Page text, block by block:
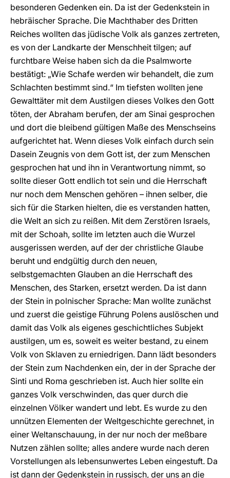
besonderen Gedenken ein. Da ist der Gedenkstein in
hebräischer Sprache. Die Machthaber des Dritten
Reiches wollten das jüdische Volk als ganzes zertreten,
es von der Landkarte der Menschheit tilgen; auf
furchtbare Weise haben sich da die Psalmworte
bestätigt: „Wie Schafe werden wir behandelt, die zum
Schlachten bestimmt sind.“ Im tiefsten wollten jene
Gewalttäter mit dem Austilgen dieses Volkes den Gott
töten, der Abraham berufen, der am Sinai gesprochen
und dort die bleibend gültigen Maße des Menschseins
aufgerichtet hat. Wenn dieses Volk einfach durch sein
Dasein Zeugnis von dem Gott ist, der zum Menschen
gesprochen hat und ihn in Verantwortung nimmt, so
sollte dieser Gott endlich tot sein und die Herrschaft
nur noch dem Menschen gehören – ihnen selber, die
sich für die Starken hielten, die es verstanden hatten,
die Welt an sich zu reißen. Mit dem Zerstören Israels,
mit der Schoah, sollte im letzten auch die Wurzel
ausgerissen werden, auf der der christliche Glaube
beruht und endgültig durch den neuen,
selbstgemachten Glauben an die Herrschaft des
Menschen, des Starken, ersetzt werden. Da ist dann
der Stein in polnischer Sprache: Man wollte zunächst
und zuerst die geistige Führung Polens auslöschen und
damit das Volk als eigenes geschichtliches Subjekt
austilgen, um es, soweit es weiter bestand, zu einem
Volk von Sklaven zu erniedrigen. Dann lädt besonders
der Stein zum Nachdenken ein, der in der Sprache der
Sinti und Roma geschrieben ist. Auch hier sollte ein
ganzes Volk verschwinden, das quer durch die
einzelnen Völker wandert und lebt. Es wurde zu den
unnützen Elementen der Weltgeschichte gerechnet, in
einer Weltanschauung, in der nur noch der meßbare
Nutzen zählen sollte; alles andere wurde nach deren
Vorstellungen als lebensunwertes Leben eingestuft. Da
ist dann der Gedenkstein in russisch, der uns an die